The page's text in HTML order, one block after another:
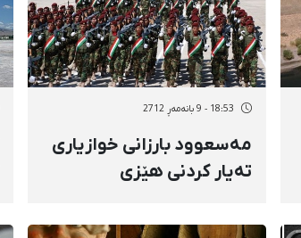
18:53 - 9 بانەمەڕ 2712
مەسعوود بارزانی خوازیاری
تەیار كردنی هێزی
كوردستانە